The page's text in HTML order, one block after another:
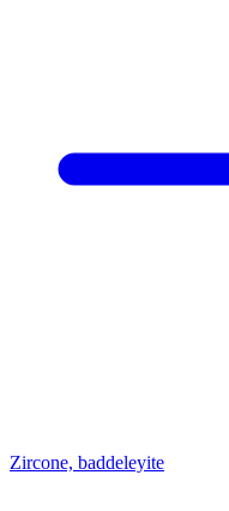
Zircone, baddeleyite